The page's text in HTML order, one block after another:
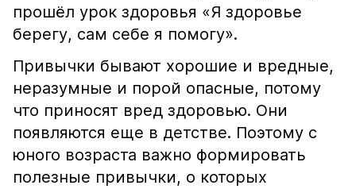
прошёл урок здоровья «Я здоровье
берегу, сам себе я помогу».
Привычки бывают хорошие и вредные,
неразумные и порой опасные, потому
что приносят вред здоровью. Они
появляются еще в детстве. Поэтому с
юного возраста важно формировать
полезные привычки, о которых